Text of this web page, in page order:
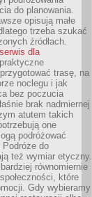
do planowania.
opisują małe
trzeba szukać
źródłach.
serwis dla
trasę, na
noclegu i jak
bez poczucia
brak nadmiernej
atutem takich
one
podróżować
Podróże do
też wymiar etyczny.
równomiernie
które
Gdy wybieramy